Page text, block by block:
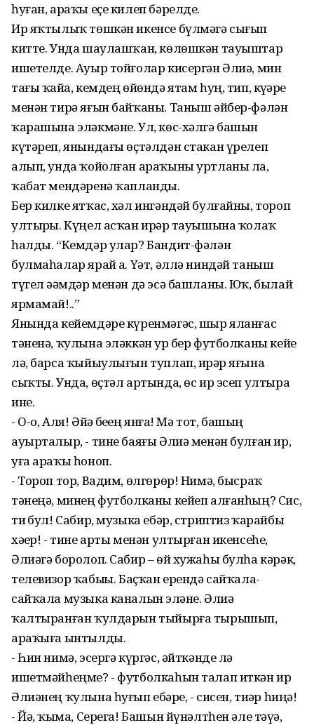
һуған, араҡы еҫе килеп бәрелде.
Ир яҡтылыҡ төшкән икенсе бүлмәгә сығып
китте. Унда шаулашҡан, көлөшкән тауыштар
ишетелде. Ауыр тойғолар кисергән Әлиә, мин
тағы ҡайҙа, кемдең өйөндә ятам һуң, тип, күҙҙәре
менән тирә яғын байҡаны. Таныш әйбер-фәлән
ҡарашына эләкмәне. Ул, көс-хәлгә башын
күтәреп, янындағы өҫтәлдән стакан үрелеп
алып, унда ҡойолған араҡыны уртланы ла,
ҡабат мендәренә ҡапланды.
Бер килке ятҡас, хәл ингәндәй булғайны, тороп
ултырҙы. Күңел асҡан ирҙәр тауышына ҡолаҡ
һалды. “Кемдәр улар? Бандит-фәлән
булмаһалар ярай ҙа. Үәт, әллә ниндәй таныш
түгел әҙәмдәр менән дә эсә башланы. Юҡ, былай
ярмамай!..”
Янында кейемдәре күренмәгәс, шыр яланғас
тәненә, ҡулына эләккән ҙур бер футболканы кейҙе
лә, барса ҡыйыулығын туплап, ирҙәр яғына
сыҡты. Унда, өҫтәл артында, өс ир эсеп ултыра
ине.
- О-о, Аля! Әйҙә беҙҙең янға! Мә тот, башың
ауырталыр, - тине баяғы Әлиә менән булған ир,
уға араҡы һоноп.
- Тороп тор, Вадим, өлгөрөр! Нимә, бысраҡ
тәнеңә, минең футболканы кейеп алғанһың? Сис,
тиҙ бул! Сабир, музыка ебәр, стриптиз ҡарайбыҙ
хәҙер! - тине арты менән ултырған икенсеһе,
Әлиәгә боролоп. Сабир – өй хужаһы булһа кәрәк,
телевизор ҡабыҙҙы. Баҫҡан ерендә сайҡала-
сайҡала музыка каналын эҙләне. Әлиә
ҡалтыранған ҡулдарын тыйырға тырышып,
араҡыға ынтылды.
- Һин нимә, эсергә күргәс, әйткәнде лә
ишетмәйһеңме? - футболкаһын талап иткән ир
Әлиәнең ҡулына һуғып ебәрҙе, - сисен, тиҙәр һиңә!
- Йә, ҡыҙма, Серега! Башын йүнәлтһен әле тәүҙә,